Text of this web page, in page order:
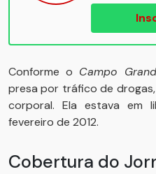
Conforme o Campo
presa por tráfico de
corporal. Ela estava em
fevereiro de 2012.
Cobertura do